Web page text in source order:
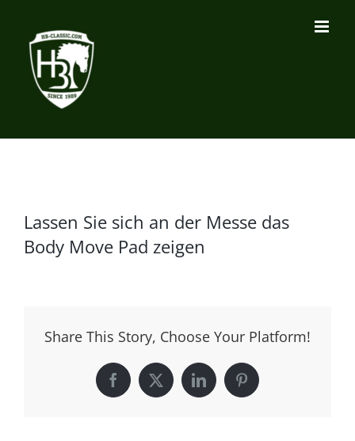
Inhalt
springen
Lassen Sie sich an der Messe das
Body Move Pad zeigen
Share This Story, Choose Your Platform!
Facebook
X LinkedInPinterest